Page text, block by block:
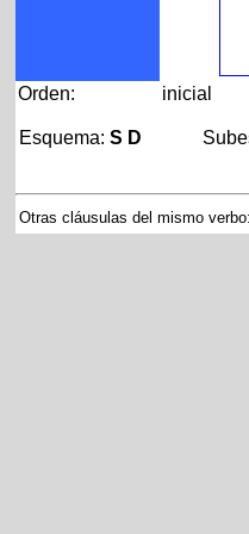
Orden: inicial
Esquema: S D
Otras cláusulas del mismo verbo: